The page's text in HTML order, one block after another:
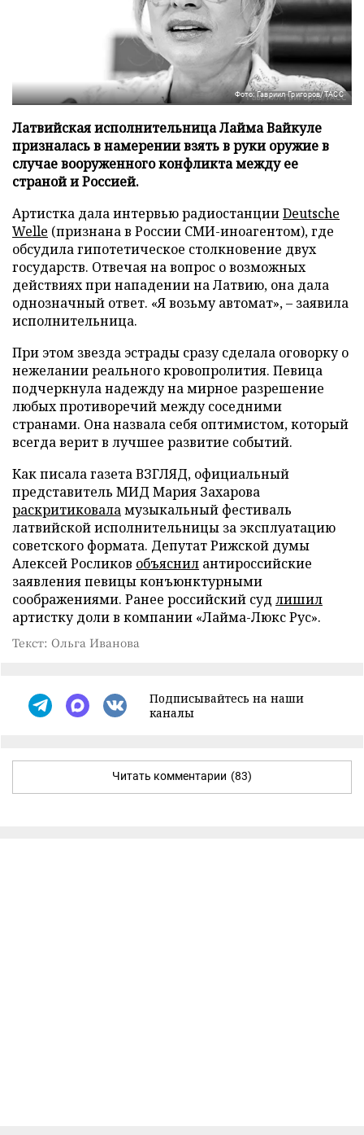
Фото: Гавриил Григоров/ТАСС
Латвийская исполнительница Лайма Вайкуле
призналась в намерении взять в руки оружие в
случае вооруженного конфликта между ее
страной и Россией.
Артистка дала интервью радиостанцииDeutsche
Welle (признана в России СМИ-иноагентом), где
обсудила гипотетическое столкновение двух
государств. Отвечая на вопрос о возможных
действиях при нападении на Латвию, она дала
однозначный ответ. «Я возьму автомат», – заявила
исполнительница.
При этом звезда эстрады сразу сделала оговорку о
нежелании реального кровопролития. Певица
подчеркнула надежду на мирное разрешение
любых противоречий между соседними
странами. Она назвала себя оптимистом, который
всегда верит в лучшее развитие событий.
Как писала газета ВЗГЛЯД, официальный
представитель МИД Мария Захарова
раскритиковаламузыкальный фестиваль
латвийской исполнительницы за эксплуатацию
советского формата. Депутат Рижской думы
Алексей Росликов объяснил антироссийские
заявления певицы конъюнктурными
соображениями. Ранее российский суд лишил
артистку доли в компании «Лайма-Люкс Рус».
Текст: Ольга Иванова
Подписывайтесь на наши
каналы
Читать комментарии (83)